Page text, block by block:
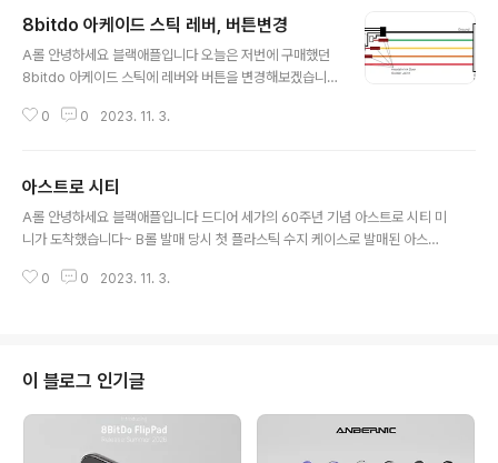
8bitdo 아케이드 스틱 레버, 버튼변경
A롤 안녕하세요 블랙애플입니다 오늘은 저번에 구매했던
8bitdo 아케이드 스틱에 레버와 버튼을 변경해보겠습니
버전이 궁금해서 교체해 보려고 합니다 교체를 고민하시는
어서 상당히 레트로스러운 형태를 가지고 있습니다 스위치
와 윈도우, 안드로이드와 라즈베리파이도 지원하며 1000
mAh 대용량 배터리가 탑재되어있어 장시간 플레이가 가
정식 출시가 되지 않았기 때문에 해외 쇼핑몰이나 직구대
0 0 2023. 11. 3.
아스트로 시티
A롤 안녕하세요 블랙애플입니다 드디어 세가의 60주년 기념 아스트로 시티 미
니가 도착했습니다~ B롤 발매 당시 첫 플라스틱 수지 케이스로 발매된 아스트
었던 버추어 파이터를 비롯한 다양한 타이틀을 수록해서 오리지널 디자인과 감
들이 구매를 성공하고도 취소를 당하는 사태까지 벌어졌습니다 B롤 스타일키트
는 국내에서는 품절이라 구하지 못하고 일본 아마존에는 아직 재고는 있습니다
폭130x높이170x깊이170mm이고..
0 0 2023. 11. 3.
이 블로그 인기글